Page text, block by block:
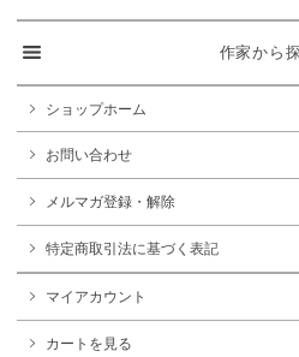
作家から
ショップホーム
お問い合わせ
メルマガ登録・解除
特定商取引法に基づく表記
マイアカウント
カートを見る